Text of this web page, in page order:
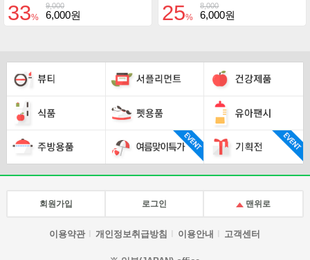
9,000
33% 6,000원
8,000
25% 6,000원
회원가입 로그인 맨위로
이용약관 개인정보취급방침 이용안내 고객센터